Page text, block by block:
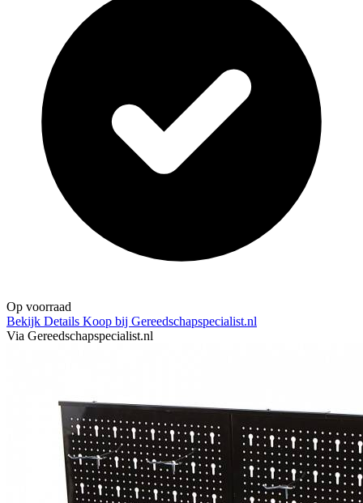
Op voorraad
Bekijk Details Koop bij Gereedschapspecialist.nl
Via Gereedschapspecialist.nl